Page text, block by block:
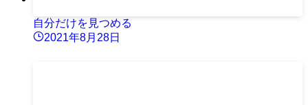
自分だけを見つめる
2021年8月28日